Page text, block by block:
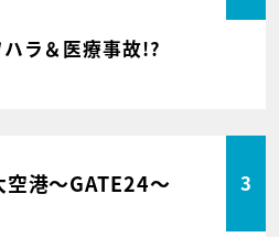
ラ＆医療事故!?
空港～GATE24～ 3